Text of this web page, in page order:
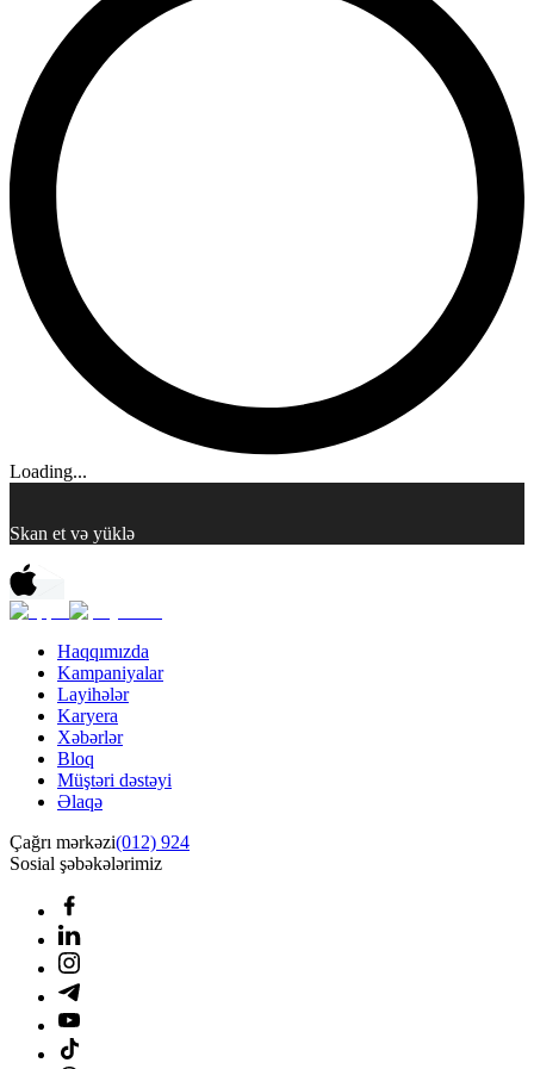
Loading...
Skan et və yüklə
Haqqımızda
Kampaniyalar
Layihələr
Karyera
Xəbərlər
Bloq
Müştəri dəstəyi
Əlaqə
Çağrı mərkəzi(012) 924
Sosial şəbəkələrimiz